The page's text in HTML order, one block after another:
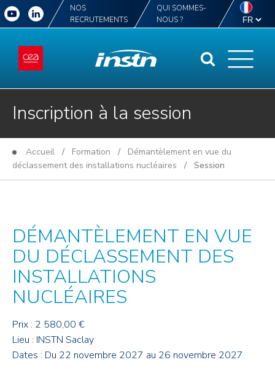
NOS
RECRUTEMENTS
QUI SOMMES-
NOUS ?
Inscription à la session
Accueil / Formation / Démantèlement en vue du
déclassement des installations nucléaires / Session
DÉMANTÈLEMENT EN VUE
DU DÉCLASSEMENT DES
INSTALLATIONS
NUCLÉAIRES
Prix : 2 580,00 €
Lieu : INSTN Saclay
Dates : Du 22 novembre 2027 au 26 novembre 2027